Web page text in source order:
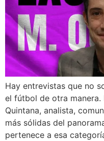
Hay entrevistas que no
el fútbol de otra manera.
Quintana, analista,
más sólidas del
pertenece a esa